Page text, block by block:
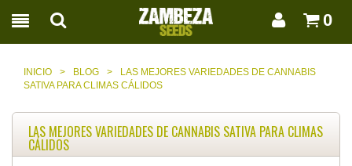
0
INICIO > BLOG >
LAS MEJORES VARIEDADES DE CANNABIS
SATIVA PARA CLIMAS CÁLIDOS
LAS MEJORES VARIEDADES DE CANNABIS SATIVA PARA CLIMAS
CÁLIDOS